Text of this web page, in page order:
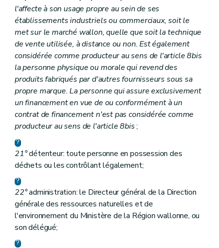
l'affecte à son usage propre au sein de ses
établissements industriels ou commerciaux, soit le
met sur le marché wallon, quelle que soit la technique
de vente utilisée, à distance ou non. Est également
considérée comme producteur au sens de l'article 8bis
la personne physique ou morale qui revend des
produits fabriqués par d'autres fournisseurs sous sa
propre marque. La personne qui assure exclusivement
un financement en vue de ou conformément à un
contrat de financement n'est pas considérée comme
producteur au sens de l'article 8bis;
21°détenteur: toute personne en possession des
déchets ou les contrôlant légalement;
22°administration: le Directeur général de la Direction
générale des ressources naturelles et de
l'environnement du Ministère de la Région wallonne, ou
son délégué;